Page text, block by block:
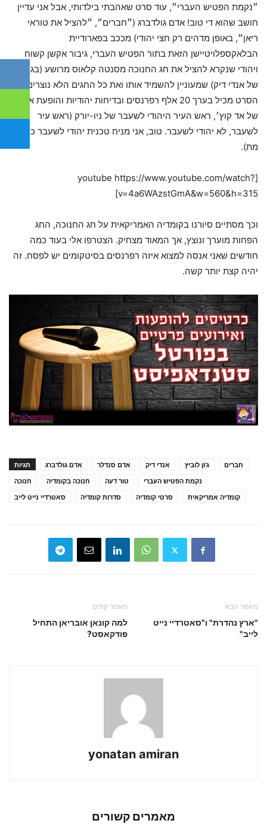
״נקמת הפטיש העברי״, עוד סרט שאהבתי בילדותי, אבל אני עדיין
חושב שהוא די טוב! אדם גולדברג (״חברים״, ״להציל את טוראי
ריאן״, באופן מדהים רק חצי יהודי) מככב בפארודיית
הבלאקספלויטיישן הזאת בתור הפטיש העברי, גיבור אקשן קשוח
ויהודי שנקרא להציל את חג החנוכה מסנטה קלאוס מרושע (בגילומו
של אנדי דיק) שמעוניין להשמיד אותו ואת כל החגים הלא נוצרים.
הסרט מכיל בערך 20 אלף רפרנסים ובדיחות יהודיות והופעת אורח
של אד קוץ׳, ראש העיר היהודי לשעבר של ניו-יורק (ראש עיר
לשעבר, לא יהודי לשעבר. טוב, אני מניח טכנית יהודי לשעבר כי הוא
מת).
[youtube https://www.youtube.com/watch?
v=4a6WAzstGmA&w=560&h=315]
וכך מסתיים סיורנו בקומדיה האמריקאית על חג החנוכה, החג
הפחות מוערך ונוצץ, אך המאוד מצחיק. הצטרפו אלי בעוד כמה
חודשים שאני אנסה למצוא איזה רפרנסים בסיטקומים יש לפסח. זה
יהיה קצת יותר קשה.
תגיות אדם גולדברג אדם סנדלר אנדי דיק ג'ון לוביץ
חברים
חנוכה
חנוכה בקומדיה טור דעה
נקמת הפטיש העברי
סאטרדיי נייט לייב
סדרות קומדיה סרטי קומדיה קומדיה אמריקאית
מאמר קודם
למה קונאן אובריאן התחיל
פודקאסט?
מאמר הבא
"ארץ נהדרת" ו"סאטרדיי נייט
לייב"
yonatan amiran
מאמרים קשורים